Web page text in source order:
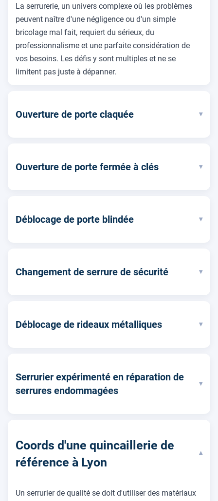
La serrurerie, un univers complexe où les problèmes
peuvent naître d'une négligence ou d'un simple
bricolage mal fait, requiert du sérieux, du
professionnalisme et une parfaite considération de
vos besoins. Les défis y sont multiples et ne se
limitent pas juste à dépanner.
Ouverture de porte claquée ▾
Ouverture de porte fermée à clés ▾
Déblocage de porte blindée ▾
Changement de serrure de sécurité ▾
Déblocage de rideaux métalliques ▾
Serrurier expérimenté en réparation de
serrures endommagées
▾
Coords d'une quincaillerie de
référence à Lyon
▾
Un serrurier de qualité se doit d'utiliser des matériaux